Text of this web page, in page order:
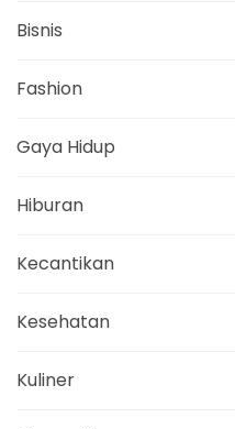
Bisnis
Fashion
Gaya Hidup
Hiburan
Kecantikan
Kesehatan
Kuliner